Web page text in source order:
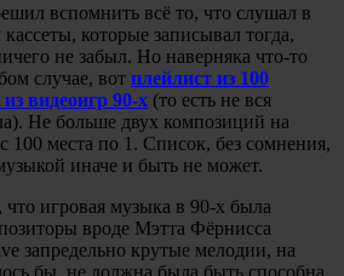
вспомнить всё то, что слушал в
кассеты, которые записывал тогда,
не забыл. Но наверняка что-то
случае, вот плейлист из 100
видеоигр 90-х (то есть не вся
Не больше двух композиций на
100 места по 1. Список, без сомнения,
иначе и быть не может.
что игровая музыка в 90-х была
вроде Мэтта Фёрнисса
запредельно крутые мелодии, на
бы, не должна была быть способна.